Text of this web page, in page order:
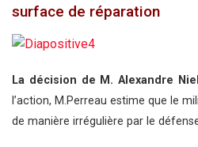
surface de réparation
La décision de M. Alexandre
l’action, M.Perreau estime que le
de manière irrégulière par le